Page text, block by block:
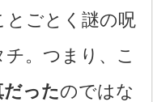
とごとく謎の呪
。つまり、こ
だったのではな